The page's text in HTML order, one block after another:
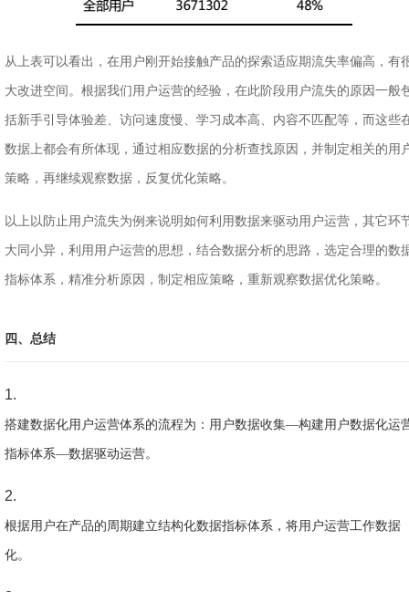
从上表可以看出，在用户刚开始接触产品的探索适应期流失率偏高，有
大改进空间。根据我们用户运营的经验，在此阶段用户流失的原因一般
括新手引导体验差、访问速度慢、学习成本高、内容不匹配等，而这些
数据上都会有所体现，通过相应数据的分析查找原因，并制定相关的用
策略，再继续观察数据，反复优化策略。
以上以防止用户流失为例来说明如何利用数据来驱动用户运营，其它环
大同小异，利用用户运营的思想，结合数据分析的思路，选定合理的数
指标体系，精准分析原因，制定相应策略，重新观察数据优化策略。
四、总结
搭建数据化用户运营体系的流程为：用户数据收集—构建用户数据化运
指标体系—数据驱动运营。
根据用户在产品的周期建立结构化数据指标体系，将用户运营工作数据
化。